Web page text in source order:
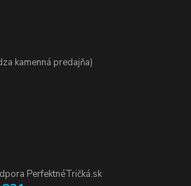
kamenná predajňa)
PerfektnéTričká.sk